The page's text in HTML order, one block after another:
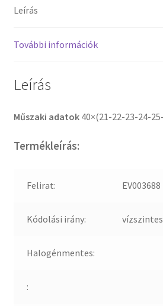
Leírás
További információk
Leírás
Műszaki adatok 40×(21-22-23-24-
Termékleírás:
Felirat: EV003688
Kódolási irány: vízszintes
Halogénmentes:
: